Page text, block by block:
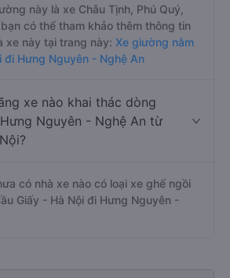
này là xe Châu Tịnh, Phú Quý,
có thể tham khảo thêm thông tin
xe này tại trang này: Xe giường nằm
đi Hưng Nguyên - Nghệ An
xe nào khai thác dòng
Nguyên - Nghệ An từ
có nhà xe nào có loại xe ghế ngồi
Giấy - Hà Nội đi Hưng Nguyên -